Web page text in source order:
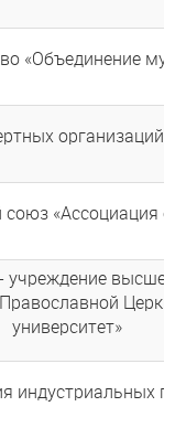
«Объединение
организаций
«Ассоциация
учреждение
университет»
индустриальных